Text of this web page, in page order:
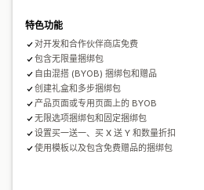
特色功能
对开发和合作伙伴商店免费
包含无限量捆绑包
自由混搭 (BYOB) 捆绑包和赠品
创建礼盒和多步捆绑包
产品页面或专用页面上的 BYOB
无限选项捆绑包和固定捆绑包
设置买一送一、买 X 送 Y 和数量折扣
使用模板以及包含免费赠品的捆绑包